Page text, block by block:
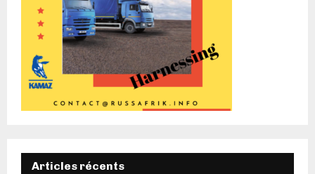
Articles récents